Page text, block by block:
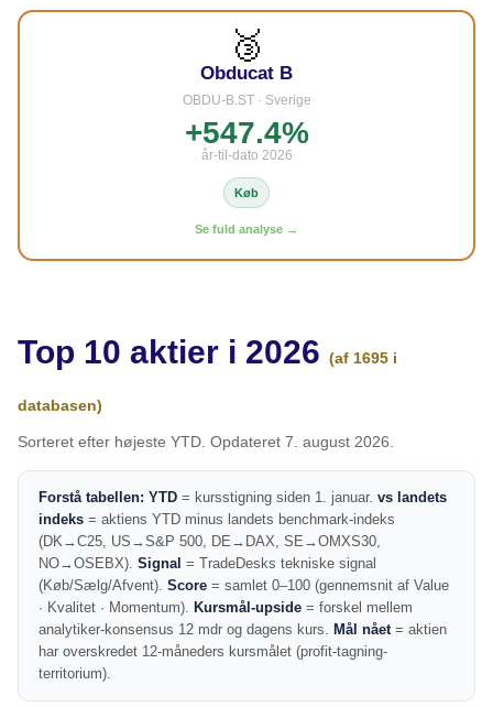
🥉
Obducat B
OBDU-B.ST · Sverige
+547.4%
år-til-dato 2026
Køb
Se fuld analyse →
Top 10 aktier i 2026 (af 1695 i
databasen)
Sorteret efter højeste YTD. Opdateret 7. august 2026.
Forstå tabellen: YTD = kursstigning siden 1. januar. vs landets
indeks = aktiens YTD minus landets benchmark-indeks
(DK→C25, US→S&P 500, DE→DAX, SE→OMXS30,
NO→OSEBX). Signal = TradeDesks tekniske signal
(Køb/Sælg/Afvent). Score = samlet 0–100 (gennemsnit af Value
· Kvalitet · Momentum). Kursmål-upside = forskel mellem
analytiker-konsensus 12 mdr og dagens kurs. Mål nået= aktien
har overskredet 12-måneders kursmålet (profit-tagning-
territorium).